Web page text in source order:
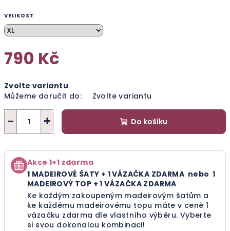
VELIKOST
790 Kč
cena:
Zvolte variantu
Můžeme doručit do:
Zvolte variantu
+
− Do košíku
Akce 1+1 zdarma
1 MADEIROVÉ ŠATY + 1 VÁZAČKA ZDARMA nebo1
MADEIROVÝ TOP + 1 VÁZAČKA ZDARMA
Ke každým zakoupeným madeirovým šatům a
ke každému madeirovému topu máte v ceně 1
vázačku zdarma dle vlastního výběru. Vyberte
si svou dokonalou kombinaci!